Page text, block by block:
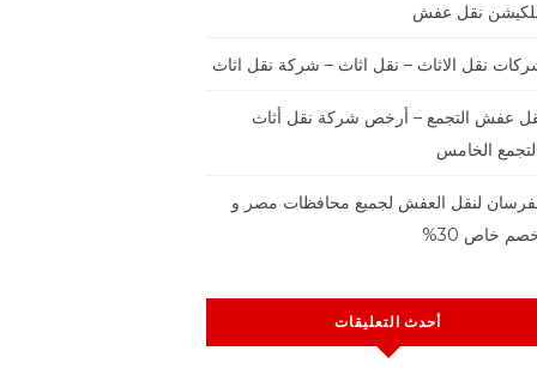
نقل عفش
نقل الاثاث – نقل اثاث – شركة نقل اثاث
عفش التجمع – أرخص شركة نقل أثاث
الخامس
لنقل العفش لجميع محافظات مصر و
خاص 30%
أحدث التعليقات